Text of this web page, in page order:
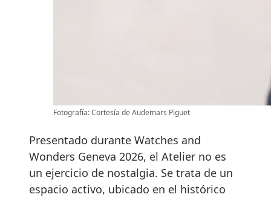
Fotografía: Cortesía de Audemars Piguet
Presentado durante Watches and
Wonders Geneva 2026, el Atelier no es
un ejercicio de nostalgia. Se trata de un
espacio activo, ubicado en el histórico